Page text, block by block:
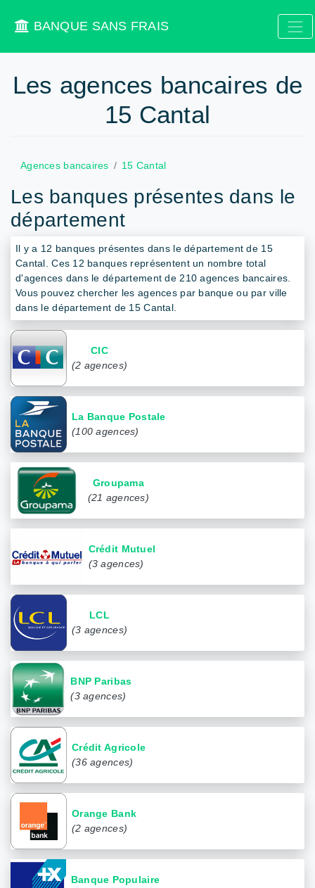
BANQUE SANS FRAIS
Les agences bancaires de
15 Cantal
Agences bancaires 15 Cantal
Les banques présentes dans le
département
Il y a 12 banques présentes dans le département de 15
Cantal. Ces 12 banques représentent un nombre total
d'agences dans le département de 210 agences bancaires.
Vous pouvez chercher les agences par banque ou par ville
dans le département de 15 Cantal.
CIC
(2 agences)
La Banque Postale
(100 agences)
Groupama
(21 agences)
Crédit Mutuel
(3 agences)
LCL
(3 agences)
BNP Paribas
(3 agences)
Crédit Agricole
(36 agences)
Orange Bank
(2 agences)
Banque Populaire